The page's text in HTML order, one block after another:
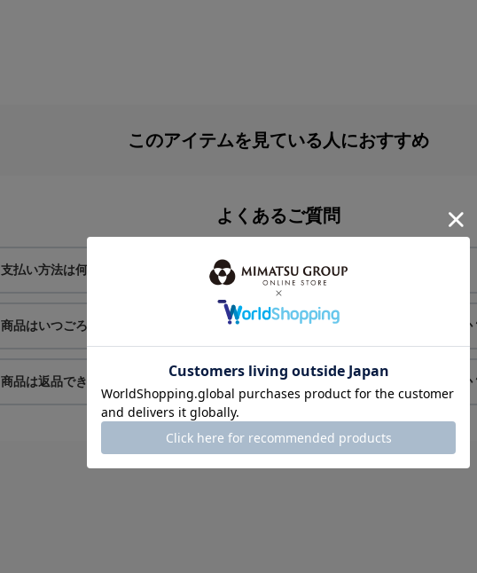
このアイテムを見ている人におすすめ
よくあるご質問
支払い方法は何がありますか？ 送料はかかりますか？
商品はいつごろ届きますか？ 色・サイズ交換はできますか
商品は返品できますか？ 注文をキャンセルできますか
チェックしたアイテム